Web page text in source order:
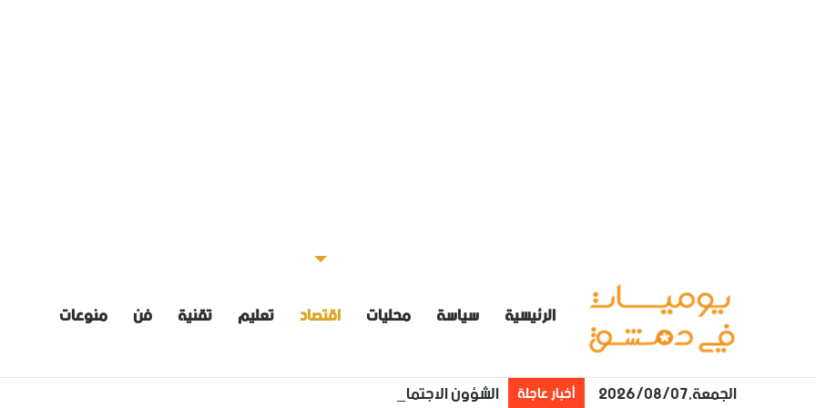
الرئيسية سياسة محليات اقتصاد تعليم تقنية فن منوعات
الجمعة,2026/08/07 أخبار عاجلة الشؤون الاجتماعية: إعداد مسودة مشروع قانون لمكافحة العنف الأسري ‏